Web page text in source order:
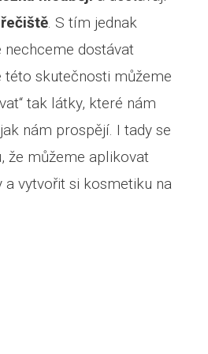
. S tím jednak
nechceme dostávat
této skutečnosti můžeme
tak látky, které nám
nám prospějí. I tady se
že můžeme aplikovat
a vytvořit si kosmetiku na